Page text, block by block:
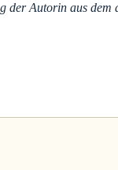
der Autorin aus